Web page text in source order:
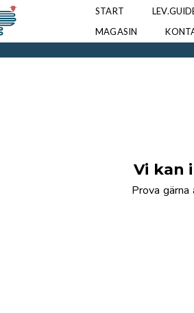
START
MAGASIN
Vi kan
Prova